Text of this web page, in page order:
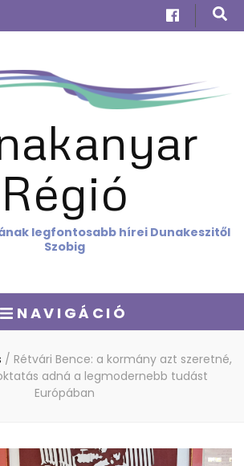
Régió
legfontosabb hírei Dunakeszitől
Szobig
NAVIGÁCIÓ
/ Rétvári Bence: a kormány azt szeretné,
adná a legmodernebb tudást
Európában